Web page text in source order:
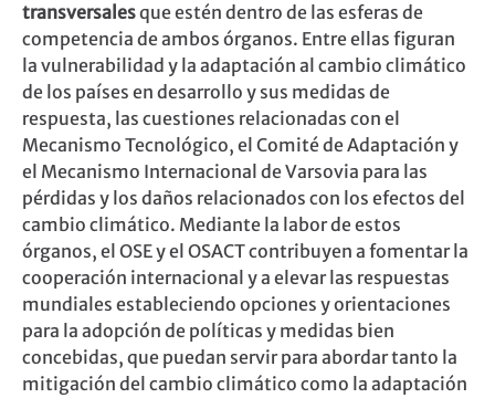
transversalesque estén dentro de las esferas de
competencia de ambos órganos. Entre ellas figuran
la vulnerabilidad y la adaptación al cambio climático
de los países en desarrollo y sus medidas de
respuesta, las cuestiones relacionadas con el
Mecanismo Tecnológico, el Comité de Adaptación y
el Mecanismo Internacional de Varsovia para las
pérdidas y los daños relacionados con los efectos del
cambio climático. Mediante la labor de estos
órganos, el OSE y el OSACT contribuyen a fomentar la
cooperación internacional y a elevar las respuestas
mundiales estableciendo opciones y orientaciones
para la adopción de políticas y medidas bien
concebidas, que puedan servir para abordar tanto la
mitigación del cambio climático como la adaptación